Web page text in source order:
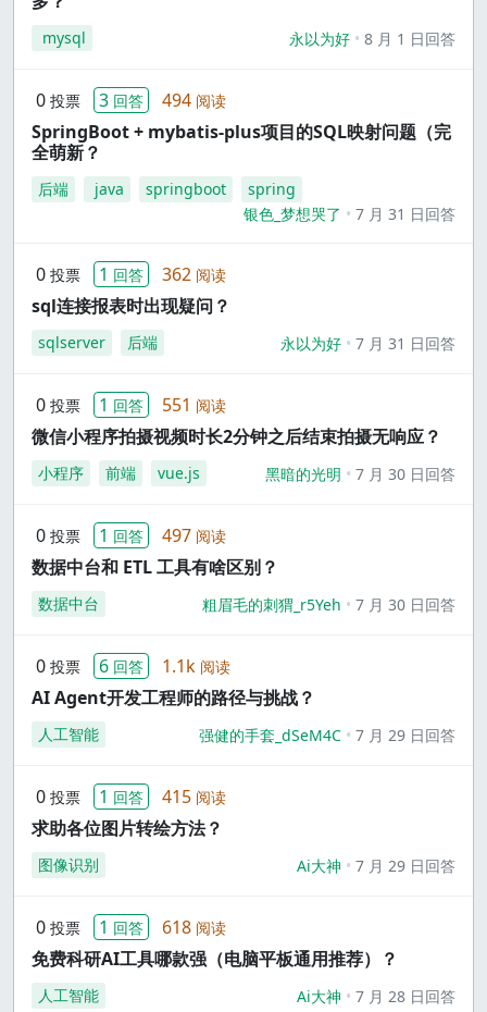
mysql 永以为好 8 月 1 日回答
0 投票 3 回答 494 阅读
SpringBoot + mybatis-plus项目的SQL映射问题（完
全萌新？
后端 java springboot
spring
银色_梦想哭了
7 月 31 日回答
0 投票 1 回答 362 阅读
sql连接报表时出现疑问？
sqlserver 后端 永以为好 7 月 31 日回答
0 投票 1 回答 551 阅读
微信小程序拍摄视频时长2分钟之后结束拍摄无响应？
小程序 前端 vue.js 黑暗的光明 7 月 30 日回答
0 投票 1 回答 497 阅读
数据中台和 ETL 工具有啥区别？
数据中台 粗眉毛的刺猬_r5Yeh 7 月 30 日回答
0 投票 6 回答 1.1k 阅读
AI Agent开发工程师的路径与挑战？
人工智能 强健的手套_dSeM4C 7 月 29 日回答
0 投票 1 回答 415 阅读
求助各位图片转绘方法？
图像识别 Ai大神 7 月 29 日回答
0 投票 1 回答 618 阅读
免费科研AI工具哪款强（电脑平板通用推荐）？
人工智能 Ai大神 7 月 28 日回答